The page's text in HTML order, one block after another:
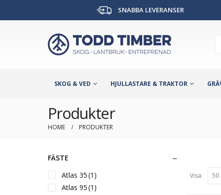
SNABBA LEVERANSER
SKOG & VED HJULLASTARE & TRAKTOR
Produkter
HOME PRODUKTER
FÄSTE
Atlas 35(1)
Atlas 95(1)
Visa: